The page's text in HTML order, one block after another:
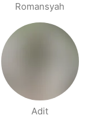
Romansyah
Adit